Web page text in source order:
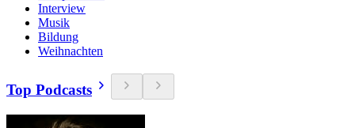
Interview
Musik
Bildung
Weihnachten
Top Podcasts